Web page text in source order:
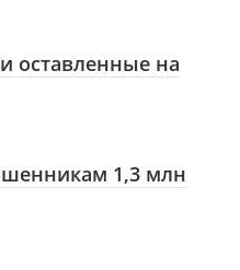
оставленные на
1,3 млн